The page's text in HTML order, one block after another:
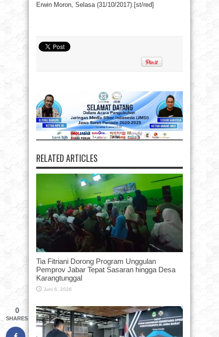
Erwin Moron, Selasa (31/10/2017).[st/red]
RELATED ARTICLES
Tia Fitriani Dorong Program Unggulan
Pemprov Jabar Tepat Sasaran hingga Desa
Karangtunggal
Juni 6, 2026
0
SHARES